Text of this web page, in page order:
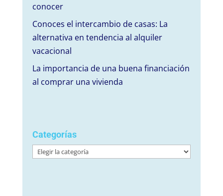
conocer
Conoces el intercambio de casas: La
alternativa en tendencia al alquiler
vacacional
La importancia de una buena financiación
al comprar una vivienda
Categorías
Categorías